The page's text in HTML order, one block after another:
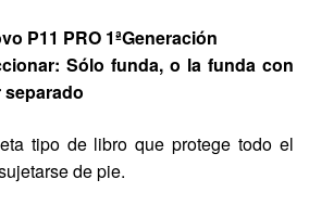
P11 PRO 1ªGeneración
Sólo funda, o la funda con
tipo de libro que protege todo el
de pie.